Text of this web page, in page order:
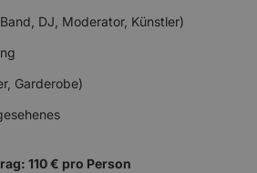
DJ, Moderator, Künstler)
Garderobe)
110 € pro Person